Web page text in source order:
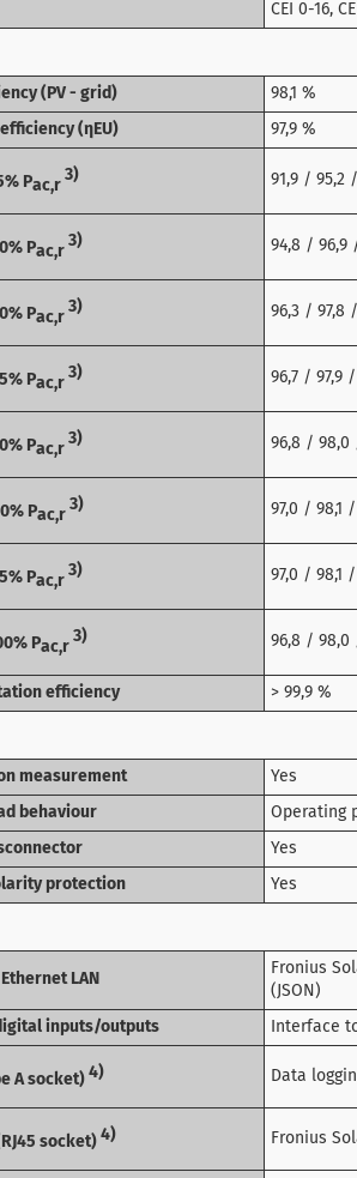
CEI 0-16,
(PV - grid) 98,1 %
(ηEU) 97,9 %
Pac,r
3) 91,9 / 95,2
Pac,r
3) 94,8 / 96,9
Pac,r
3) 96,3 / 97,8 /
Pac,r
3) 96,7 / 97,9 /
Pac,r
3) 96,8 / 98,0
Pac,r
3) 97,0 / 98,1
Pac,r
3) 97,0 / 98,1 /
Pac,r
3) 96,8 / 98,0
efficiency > 99,9 %
measurement Yes
behaviour Operating
Yes
protection Yes
LAN
Fronius
(JSON)
inputs/outputs Interface
A socket) 4) Data
socket) 4) Fronius